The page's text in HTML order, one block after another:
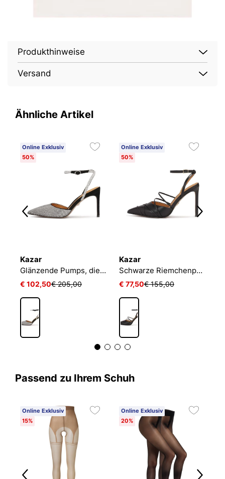
Produkthinweise
Versand
Ähnliche Artikel
Online Exklusiv
50%
Kazar
Glänzende Pumps, die um den Knöchel geschlossen werden
€ 102,50€ 205,00
Online Exklusiv
50%
Kazar
Schwarze Riemchenpumps in Wickeloptik
€ 77,50€ 155,00
Passend zu Ihrem Schuh
Online Exklusiv
15%
Online Exklusiv
20%